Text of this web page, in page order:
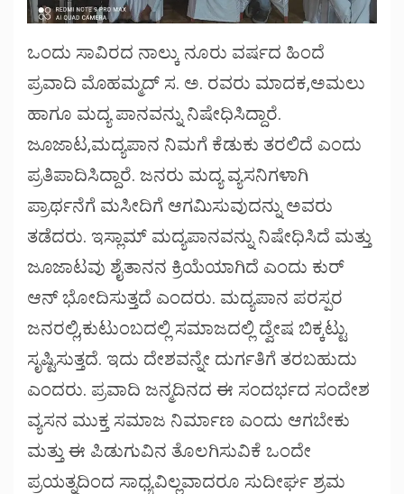
ಒಂದು ಸಾವಿರದ ನಾಲ್ಕು ನೂರು ವರ್ಷದ ಹಿಂದೆ
ಪ್ರವಾದಿ ಮೊಹಮ್ಮದ್ ಸ. ಅ. ರವರು ಮಾದಕ,ಅಮಲು
ಹಾಗೂ ಮದ್ಯ ಪಾನವನ್ನು ನಿಷೇಧಿಸಿದ್ದಾರೆ.
ಜೂಜಾಟ,ಮದ್ಯಪಾನ ನಿಮಗೆ ಕೆಡುಕು ತರಲಿದೆ ಎಂದು
ಪ್ರತಿಪಾದಿಸಿದ್ದಾರೆ. ಜನರು ಮದ್ಯ ವ್ಯಸನಿಗಳಾಗಿ
ಪ್ರಾರ್ಥನೆಗೆ ಮಸೀದಿಗೆ ಆಗಮಿಸುವುದನ್ನು ಅವರು
ತಡೆದರು. ಇಸ್ಲಾಮ್ ಮದ್ಯಪಾನವನ್ನು ನಿಷೇಧಿಸಿದೆ ಮತ್ತು
ಜೂಜಾಟವು ಶೈತಾನನ ಕ್ರಿಯೆಯಾಗಿದೆ ಎಂದು ಕುರ್
ಆನ್ ಭೋದಿಸುತ್ತದೆ ಎಂದರು. ಮದ್ಯಪಾನ ಪರಸ್ಪರ
ಜನರಲ್ಲಿ,ಕುಟುಂಬದಲ್ಲಿ ಸಮಾಜದಲ್ಲಿ ದ್ವೇಷ ಬಿಕ್ಕಟ್ಟು
ಸೃಷ್ಟಿಸುತ್ತದೆ. ಇದು ದೇಶವನ್ನೇ ದುರ್ಗತಿಗೆ ತರಬಹುದು
ಎಂದರು. ಪ್ರವಾದಿ ಜನ್ಮದಿನದ ಈ ಸಂದರ್ಭದ ಸಂದೇಶ
ವ್ಯಸನ ಮುಕ್ತ ಸಮಾಜ ನಿರ್ಮಾಣ ಎಂದು ಆಗಬೇಕು
ಮತ್ತು ಈ ಪಿಡುಗುವಿನ ತೊಲಗಿಸುವಿಕೆ ಒಂದೇ
ಪ್ರಯತ್ನದಿಂದ ಸಾಧ್ಯವಿಲ್ಲವಾದರೂ ಸುದೀರ್ಘ ಶ್ರಮ